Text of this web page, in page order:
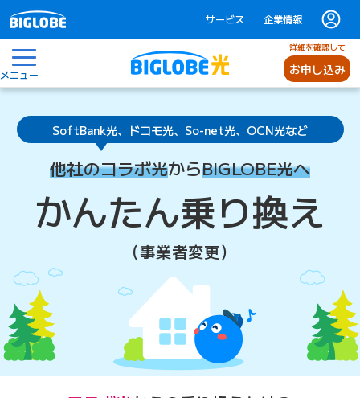
サービス 企業情報
メニュー
詳細を確認して
お申し込み
コラボ光からBIGLOBE光へお乗り換え（事業者変更）
SoftBank光、ドコモ光、So-net光、OCN光など
他社のコラボ光からBIGLOBE光へ
かんたん乗り換え
（事業者変更）